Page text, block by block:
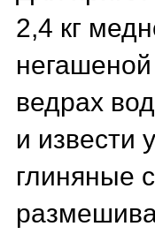
2,4 кг
ведрах
и извести
глиняные